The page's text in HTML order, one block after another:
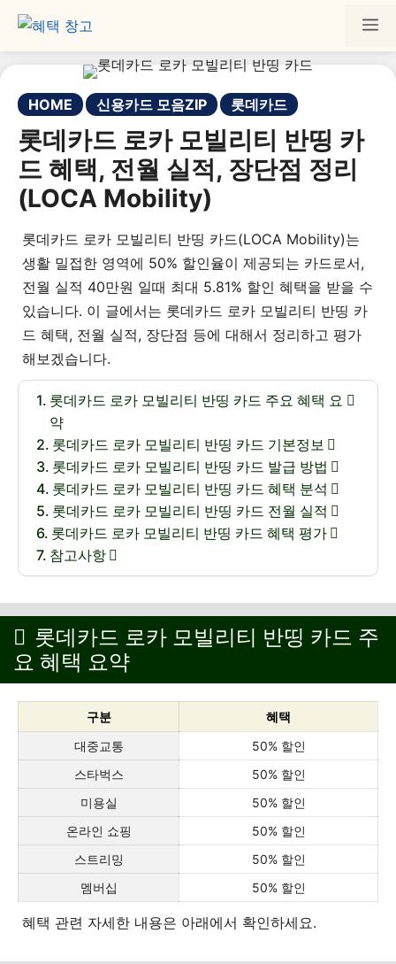
HOME 신용카드 모음ZIP 롯데카드
롯데카드 로카 모빌리티 반띵 카
드 혜택, 전월 실적, 장단점 정리
(LOCA Mobility)
롯데카드 로카 모빌리티 반띵 카드(LOCA Mobility)는
생활 밀접한 영역에 50% 할인율이 제공되는 카드로서,
전월 실적 40만원 일때 최대 5.81% 할인 혜택을 받을 수
있습니다. 이 글에서는 롯데카드 로카 모빌리티 반띵 카
드 혜택, 전월 실적, 장단점 등에 대해서 정리하고 평가
해보겠습니다.
롯데카드 로카 모빌리티 반띵 카드 주요 혜택 요
약
롯데카드 로카 모빌리티 반띵 카드 기본정보
롯데카드 로카 모빌리티 반띵 카드 발급 방법
롯데카드 로카 모빌리티 반띵 카드 혜택 분석
롯데카드 로카 모빌리티 반띵 카드 전월 실적
롯데카드 로카 모빌리티 반띵 카드 혜택 평가
참고사항
롯데카드 로카 모빌리티 반띵 카드 주
요 혜택 요약
구분
혜택
대중교통
50% 할인
스타벅스
50% 할인
미용실
50% 할인
온라인 쇼핑
50% 할인
스트리밍
50% 할인
멤버십
50% 할인
혜택 관련 자세한 내용은 아래에서 확인하세요.